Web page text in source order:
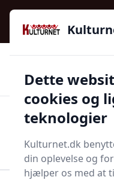
Kulturnet - Alt Det Gode
2016
97 kategorier 👍Kun
Start søgning
Dette
cookies og
teknologier
Kulturnet.dk
din oplevelse og
hjælper os med at